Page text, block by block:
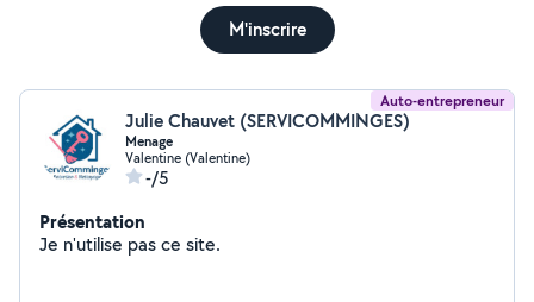
M'inscrire
Auto-entrepreneur
Julie Chauvet (SERVICOMMINGES)
Menage
Valentine (Valentine)
-/5
Présentation
Je n'utilise pas ce site.